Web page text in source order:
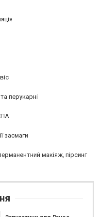
перукарні
засмаги
макіяж, пірсинг